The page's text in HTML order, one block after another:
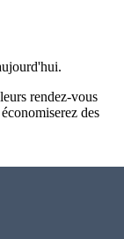
rendez-vous
des